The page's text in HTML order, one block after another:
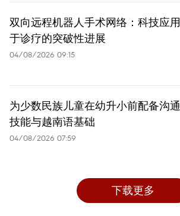
双向远程机器人手术网络：科技应用
于诊疗的突破性进展
04/08/2026 09:15
为少数民族儿童在幼升小前配备沟通
技能与越南语基础
04/08/2026 07:59
下载更多